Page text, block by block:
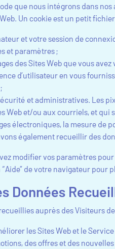
que nous intégrons dans
Un cookie est un petit
et votre session de
et paramètres ;
des Sites Web que vous avez
d’utilisateur en vous
et administratives. Les
Web et/ou aux courriels, et qui
électroniques, la mesure de
également recueillir des
modifier vos paramètres
de votre navigateur pour
Données
auprès des Visiteurs
les Sites Web et le
des offres et des